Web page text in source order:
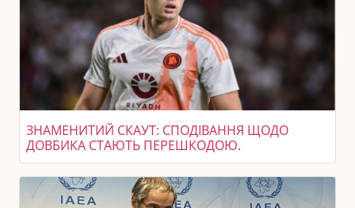
ЗНАМЕНИТИЙ СКАУТ: СПОДІВАННЯ ЩОДО
ДОВБИКА СТАЮТЬ ПЕРЕШКОДОЮ.